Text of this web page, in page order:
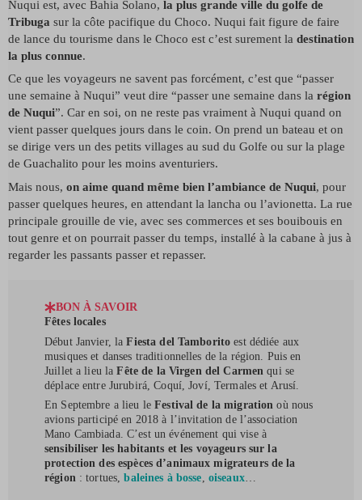
Nuqui est, avec Bahia Solano, la plus grande ville du golfe de
Tribuga sur la côte pacifique du Choco. Nuqui fait figure de faire
de lance du tourisme dans le Choco est c’est surement la destination
la plus connue.
Ce que les voyageurs ne savent pas forcément, c’est que “passer
une semaine à Nuqui” veut dire “passer une semaine dans la région
de Nuqui”. Car en soi, on ne reste pas vraiment à Nuqui quand on
vient passer quelques jours dans le coin. On prend un bateau et on
se dirige vers un des petits villages au sud du Golfe ou sur la plage
de Guachalito pour les moins aventuriers.
Mais nous, on aime quand même bien l’ambiance de Nuqui, pour
passer quelques heures, en attendant la lancha ou l’avionetta. La rue
principale grouille de vie, avec ses commerces et ses bouibouis en
tout genre et on pourrait passer du temps, installé à la cabane à jus à
regarder les passants passer et repasser.
BON À SAVOIR
Fêtes locales
Début Janvier, laFiesta del Tamboritoest dédiée aux
musiques et danses traditionnelles de la région. Puis en
Juillet a lieu laFête de la Virgen del Carmenqui se
déplace entre Jurubirá, Coquí, Joví, Termales et Arusí.
En Septembre a lieu leFestival de la migration où nous
avions participé en 2018 à l’invitation de l’association
Mano Cambiada. C’est un événement qui vise à
sensibiliser les habitants et les voyageurs sur la
protection des espèces d’animaux migrateurs de la
région: tortues,baleines à bosse, oiseaux…